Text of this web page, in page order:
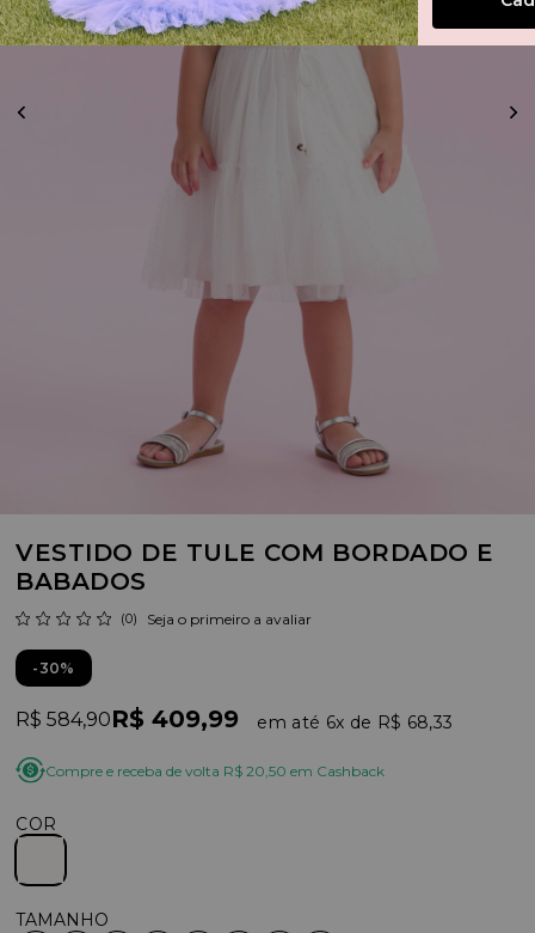
VESTIDO DE TULE COM BORDADO E
BABADOS
(0) Seja o primeiro a avaliar
30%
R$ 584,90R$ 409,99 6x R$ 68,33
Compre e receba de volta R$ 20,50 em Cashback
COR